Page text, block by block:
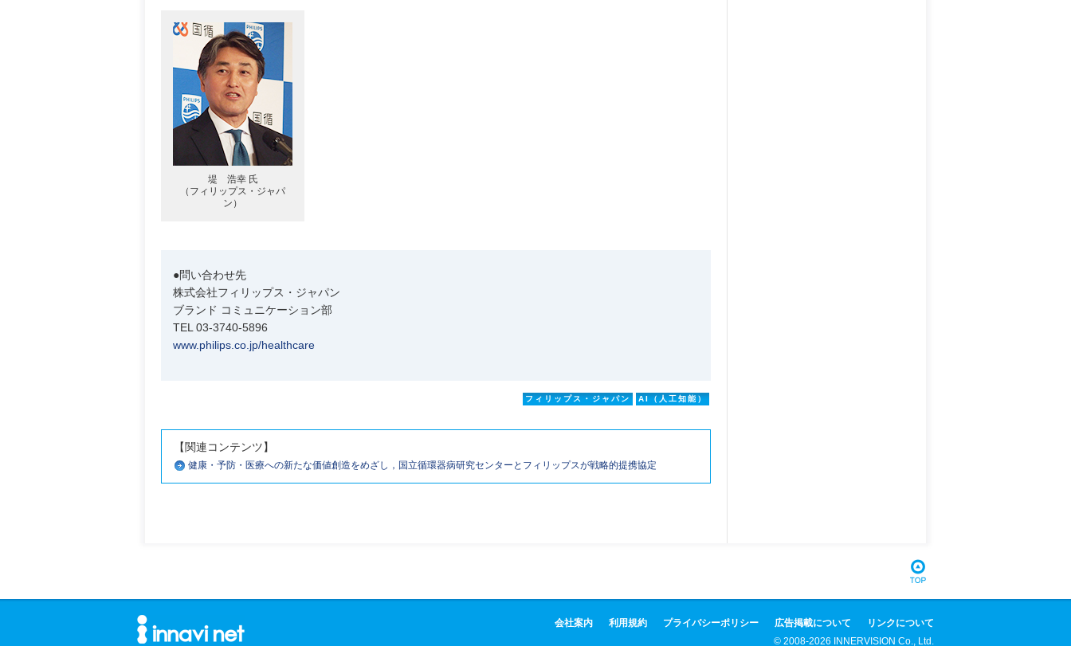
堤 浩幸 氏
（フィリップス・ジャパ
ン）
●問い合わせ先
株式会社フィリップス・ジャパン
ブランド コミュニケーション部
TEL 03-3740-5896
www.philips.co.jp/healthcare
フィリップス・ジャパン AI（人工知能）
【関連コンテンツ】
健康・予防・医療への新たな価値創造をめざし，国立循環器病研究センターとフィリップスが戦略的提携協定
リンクについて
広告掲載について
プライバシーポリシー
利用規約
会社案内
© 2008-2026 INNERVISION Co., Ltd.